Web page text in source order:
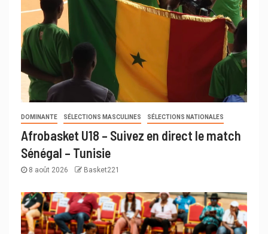
DOMINANTE SÉLECTIONS MASCULINES SÉLECTIONS NATIONALES
Afrobasket U18 – Suivez en direct le match
Sénégal – Tunisie
8 août 2026 Basket221